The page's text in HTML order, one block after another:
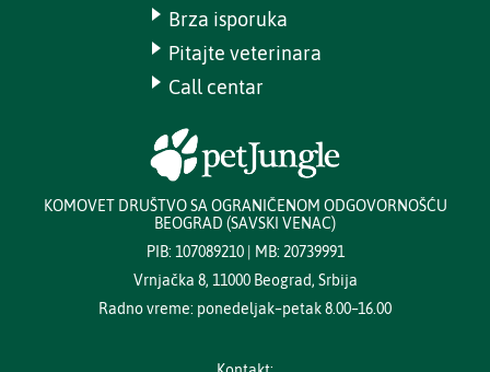
Brza isporuka
Pitajte veterinara
Call centar
KOMOVET DRUŠTVO SA OGRANIČENOM ODGOVORNOŠĆU
BEOGRAD (SAVSKI VENAC)
PIB: 107089210 | MB: 20739991
Vrnjačka 8, 11000 Beograd, Srbija
Radno vreme: ponedeljak–petak 8.00–16.00